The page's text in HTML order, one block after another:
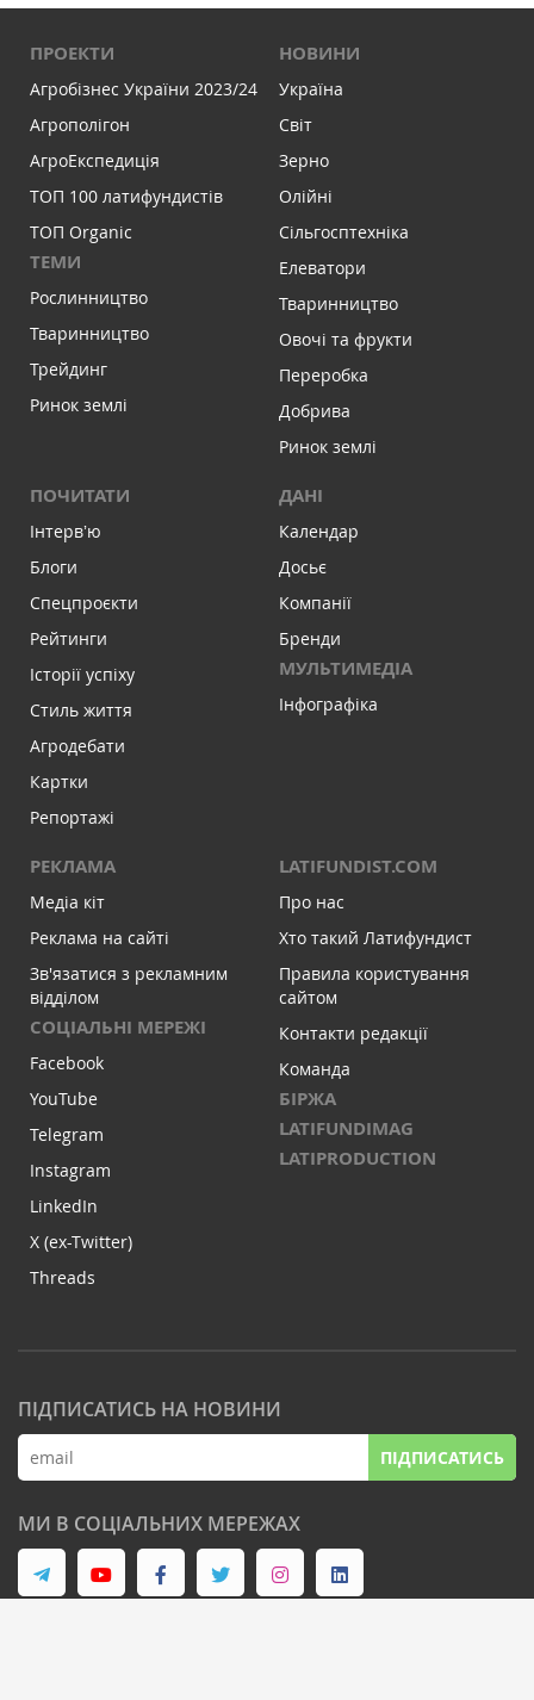
ПРОЕКТИ
Агробізнес України 2023/24
Агрополігон
АгроЕкспедиція
ТОП 100 латифундистів
ТОП Organic
ТЕМИ
Рослинництво
Тваринництво
Трейдинг
Ринок землі
НОВИНИ
Україна
Світ
Зерно
Олійні
Сільгосптехніка
Елеватори
Тваринництво
Овочі та фрукти
Переробка
Добрива
Ринок землі
ПОЧИТАТИ
Інтервʼю
Блоги
Спецпроєкти
Рейтинги
Історії успіху
Стиль життя
Агродебати
Картки
Репортажі
ДАНІ
Календар
Досьє
Компанії
Бренди
МУЛЬТИМЕДІА
Інфографіка
РЕКЛАМА
Медіа кіт
Реклама на сайті
Зв'язатися з рекламним
відділом
СОЦІАЛЬНІ МЕРЕЖІ
Facebook
YouTube
Telegram
Instagram
LinkedIn
X (ex-Twitter)
Threads
LATIFUNDIST.COM
Про нас
Хто такий Латифундист
Правила користування
сайтом
Контакти редакції
Команда
БІРЖА
LATIFUNDIMAG
LATIPRODUCTION
ПІДПИСАТИСЬ НА НОВИНИ
ПІДПИСАТИСЬ
МИ В СОЦІАЛЬНИХ МЕРЕЖАХ